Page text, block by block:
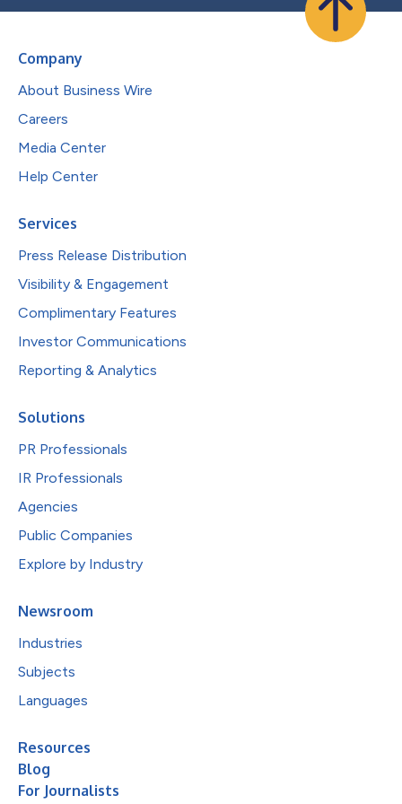
Company
About Business Wire
Careers
Media Center
Help Center
Services
Press Release Distribution
Visibility & Engagement
Complimentary Features
Investor Communications
Reporting & Analytics
Solutions
PR Professionals
IR Professionals
Agencies
Public Companies
Explore by Industry
Newsroom
Industries
Subjects
Languages
Resources
Blog
For Journalists